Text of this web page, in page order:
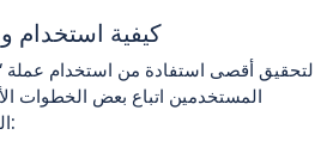
كيفية استخدام
لتحقيق أقصى استفادة من استخدام
المستخدمين اتباع بعض الخطوات
الخطوات في النقاط التالية: